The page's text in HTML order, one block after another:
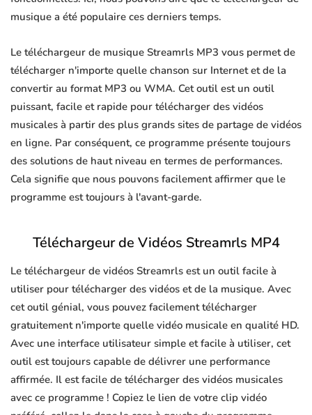
musique a été populaire ces derniers temps.
Le téléchargeur de musique Streamrls MP3 vous permet de
télécharger n'importe quelle chanson sur Internet et de la
convertir au format MP3 ou WMA. Cet outil est un outil
puissant, facile et rapide pour télécharger des vidéos
musicales à partir des plus grands sites de partage de vidéos
en ligne. Par conséquent, ce programme présente toujours
des solutions de haut niveau en termes de performances.
Cela signifie que nous pouvons facilement affirmer que le
programme est toujours à l'avant-garde.
Téléchargeur de Vidéos Streamrls MP4
Le téléchargeur de vidéos Streamrls est un outil facile à
utiliser pour télécharger des vidéos et de la musique. Avec
cet outil génial, vous pouvez facilement télécharger
gratuitement n'importe quelle vidéo musicale en qualité HD.
Avec une interface utilisateur simple et facile à utiliser, cet
outil est toujours capable de délivrer une performance
affirmée. Il est facile de télécharger des vidéos musicales
avec ce programme ! Copiez le lien de votre clip vidéo